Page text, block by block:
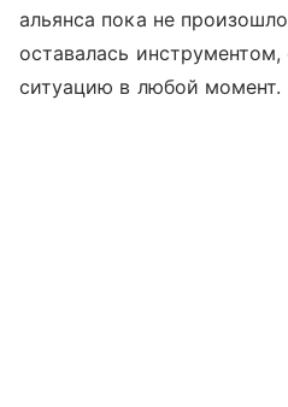
альянса пока не
оставалась
ситуацию в любой момент.